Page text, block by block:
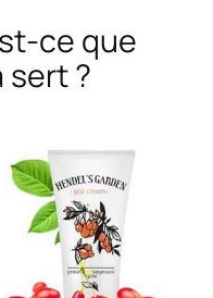
ce que
sert ?